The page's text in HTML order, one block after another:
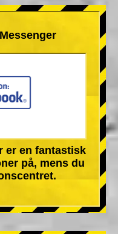
er en fantastisk
på, mens du